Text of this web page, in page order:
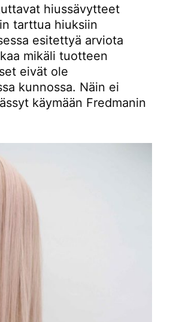
hiussävytteet
tarttua hiuksiin
esitettyä arviota
mikäli tuotteen
eivät ole
kunnossa. Näin ei
käymään Fredmanin